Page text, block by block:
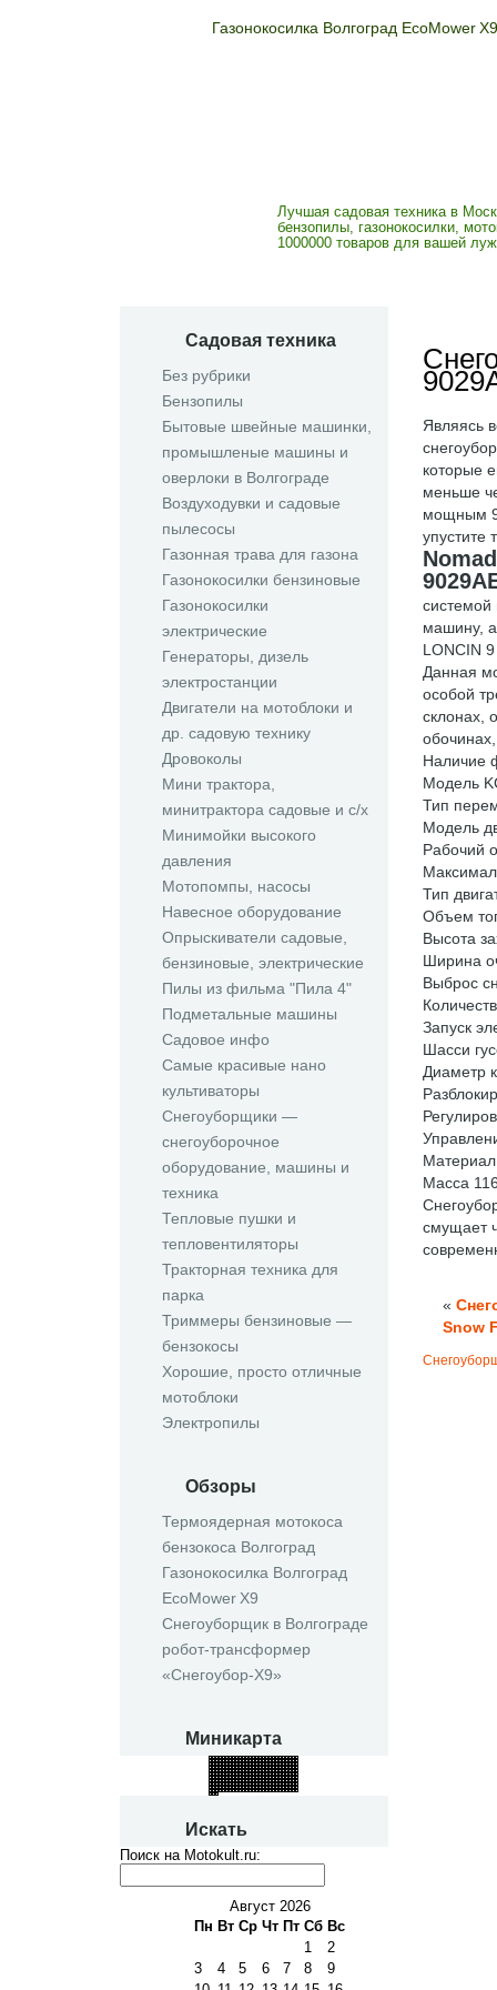
Газонокосилка Волгоград EcoMower X9
Лучшая садовая техника в
бензопилы, газонокосилки,
1000000 товаров для вашей
Садовая техника
Без рубрики
Бензопилы
Бытовые швейные машинки,
промышленые машины и
оверлоки в Волгограде
Воздуходувки и садовые
пылесосы
Газонная трава для газона
Газонокосилки бензиновые
Газонокосилки
электрические
Генераторы, дизель
электростанции
Двигатели на мотоблоки и
др. садовую технику
Дровоколы
Мини трактора,
минитрактора садовые и с/х
Минимойки высокого
давления
Мотопомпы, насосы
Навесное оборудование
Опрыскиватели садовые,
бензиновые, электрические
Пилы из фильма "Пила 4"
Подметальные машины
Садовое инфо
Самые красивые нано
культиваторы
Снегоуборщики —
снегоуборочное
оборудование, машины и
техника
Тепловые пушки и
тепловентиляторы
Тракторная техника для
парка
Триммеры бензиновые —
бензокосы
Хорошие, просто отличные
мотоблоки
Электропилы
Обзоры
Термоядерная мотокоса
бензокоса Волгоград
Газонокосилка Волгоград
EcoMower X9
Снегоуборщик в Волгограде
робот‑трансформер
«Снегоубор‑X9»
Миникарта
Искать
Поиск на Motokult.ru:
Август 2026
Пн Вт Ср Чт Пт Сб Вс
1
2
3
4 5 6 7 8
9
Являясь
которые
меньше
мощным 9
упустите
системой
машину,
LONCIN
Данная
особой
склонах,
Наличие
Модель
Тип
Модель
Рабочий
Тип
Объем
Высота
Ширина
Выброс
Запуск
Шасси
Диаметр
Масса
смущает
«
Snow